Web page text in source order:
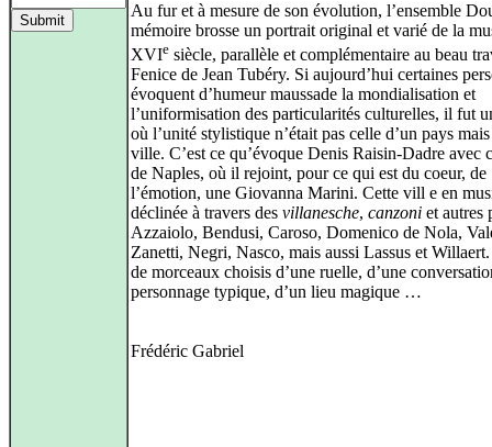
Au fur et à mesure de son évolution, l’ensemble
mémoire brosse un portrait original et varié de la
XVIe siècle, parallèle et complémentaire au beau
Fenice de Jean Tubéry. Si aujourd’hui certaines
évoquent d’humeur maussade la mondialisation et
l’uniformisation des particularités culturelles, il fut
où l’unité stylistique n’était pas celle d’un pays mais
ville. C’est ce qu’évoque Denis Raisin-Dadre avec
de Naples, où il rejoint, pour ce qui est du coeur, de
l’émotion, une Giovanna Marini. Cette vill e en
déclinée à travers des villanesche, canzoni et autres
Azzaiolo, Bendusi, Caroso, Domenico de Nola,
Zanetti, Negri, Nasco, mais aussi Lassus et
de morceaux choisis d’une ruelle, d’une
personnage typique, d’un lieu magique …
Frédéric Gabriel